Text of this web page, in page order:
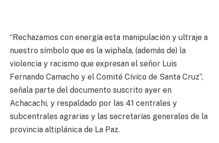
“Rechazamos con energía esta manipulación y ultraje a
nuestro símbolo que es la wiphala, (además de) la
violencia y racismo que expresan el señor Luis
Fernando Camacho y el Comité Cívico de Santa Cruz”,
señala parte del documento suscrito ayer en
Achacachi, y respaldado por las 41 centrales y
subcentrales agrarias y las secretarías generales de la
provincia altiplánica de La Paz.